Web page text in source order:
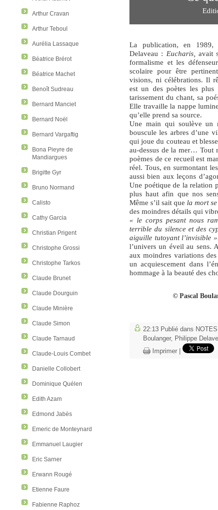
Arthur Cravan
Arthur Teboul
Aurélia Lassaque
Béatrice Brérot
Béatrice Machet
Benoît Sudreau
Bernard Manciet
Bernard Noël
Bernard Vargaftig
Bona Pieyre de
Mandiargues
Brigitte Gyr
Bruno Normand
Calisto
Cathy Garcia
Christian Prigent
Christophe Grossi
Christophe Tarkos
Claude Brunet
Claude Dourguin
Claude Minière
Claude Simon
Claude Tarnaud
Claude-Louis Combet
Danielle Collobert
Dominique Quélen
Edith Azam
Edmond Jabès
Emeric de Monteynard
Emmanuel Laugier
Eric Sarner
Erwann Rougé
Etienne Faure
Fabienne Raphoz
La publication, en 1989,
Delaveau : Eucharis,avait
formalisme et les
scolaire pour être
visions, ni célébrations. Il
est un des poètes les
tarissement du chant, sa
Elle travaille la nappe
qu’elle prend sa source.
Une main qui soulève
bouscule les arbres d’une
qui joue du couteau et
au-dessus de la mer…
poèmes de ce recueil est
réel. Tous, en surmontant
aussi bien aux leçons
Une poétique de la relation
plus haut afin que nos
Même s’il sait que la mort
des moindres détails qui
« le corps pesant nous
terrible du silence et des
aiguille tutoyant l’invisible
l’univers un éveil au sens.
aux moindres variations
un acquiescement dans
hommage à la beauté des
© Pascal
22:13 Publié dans
Boulanger,
Philippe
Imprimer